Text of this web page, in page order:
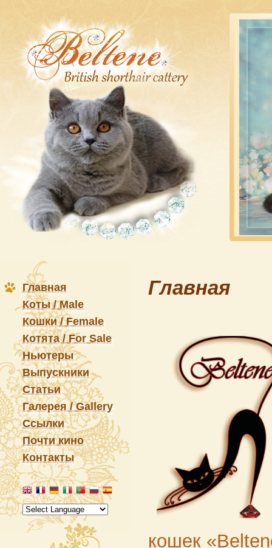
Главная
Коты / Male
Кошки / Female
Котята / For Sale
Ньютеры
Выпускники
Статьи
Галерея / Gallery
Ссылки
Почти кино
Контакты
Главная
кошек